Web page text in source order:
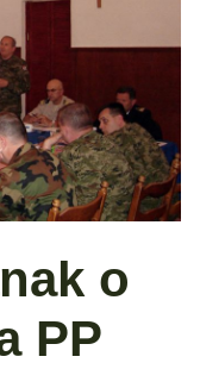
o
PP